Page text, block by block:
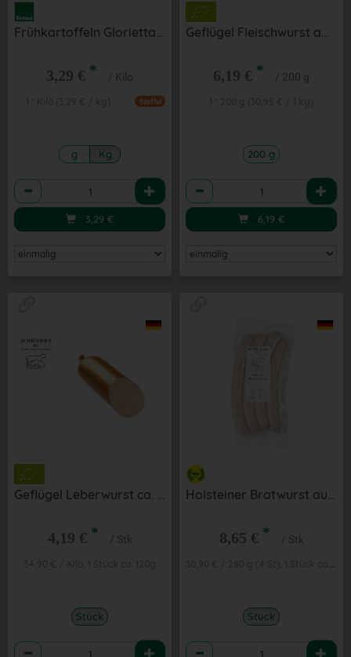
Frühkartoffeln Glorietta aus der Region fk
3,29 € * / Kilo
Staffel
g Kg
Anzahl
3,29 €
Geflügel Fleischwurst am Stück aus der Region
6,19 € * / 200 g
200 g
Anzahl
6,19 €
Geflügel Leberwurst ca. 120 g aus der Region
4,19 € * / Stk
Stück
Anzahl
Holsteiner Bratwurst aus der Region 4 St
8,65 € * / Stk
30,90 € / 280 g (4 St), 1 Stück ca. 280g
Stück
Anzahl